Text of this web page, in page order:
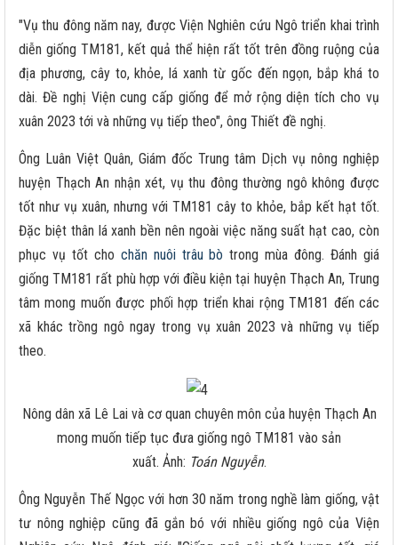
"Vụ thu đông năm nay, được Viện Nghiên cứu Ngô triển khai trình
diễn giống TM181, kết quả thể hiện rất tốt trên đồng ruộng của
địa phương, cây to, khỏe, lá xanh từ gốc đến ngọn, bắp khá to
dài. Đề nghị Viện cung cấp giống để mở rộng diện tích cho vụ
xuân 2023 tới và những vụ tiếp theo", ông Thiết đề nghị.
Ông Luân Việt Quân, Giám đốc Trung tâm Dịch vụ nông nghiệp
huyện Thạch An nhận xét, vụ thu đông thường ngô không được
tốt như vụ xuân, nhưng với TM181 cây to khỏe, bắp kết hạt tốt.
Đặc biệt thân lá xanh bền nên ngoài việc năng suất hạt cao, còn
phục vụ tốt cho chăn nuôi trâu bò trong mùa đông. Đánh giá
giống TM181 rất phù hợp với điều kiện tại huyện Thạch An, Trung
tâm mong muốn được phối hợp triển khai rộng TM181 đến các
xã khác trồng ngô ngay trong vụ xuân 2023 và những vụ tiếp
theo.
Nông dân xã Lê Lai và cơ quan chuyên môn của huyện Thạch An
mong muốn tiếp tục đưa giống ngô TM181 vào sản
xuất. Ảnh: Toán Nguyễn.
Ông Nguyễn Thế Ngọc với hơn 30 năm trong nghề làm giống, vật
tư nông nghiệp cũng đã gắn bó với nhiều giống ngô của Viện